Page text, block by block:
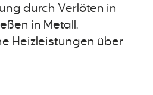
durch Verlöten in
in Metall.
Heizleistungen über